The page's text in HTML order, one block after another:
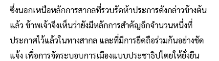
ซึ่งนอกเหนือหลักการสากลที่รวบรัดห้าประการดังกล่าวข้างต้น
แล้ว ข้าพเจ้าจึงเห็นว่ายังมีหลักการสำคัญอีกจำนวนหนึ่งที่
ประกาศไว้แล้วในทางสากล และที่มีการยึดถือร่วมกันอย่างชัด
แจ้ง เพื่อการจัดระบอบการเมืองแบบประชาธิปไตยให้ยั่งยืน